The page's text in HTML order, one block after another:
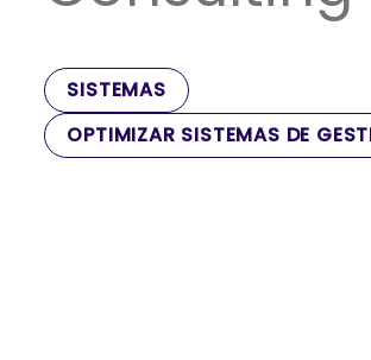
SISTEMAS
OPTIMIZAR SISTEMAS DE